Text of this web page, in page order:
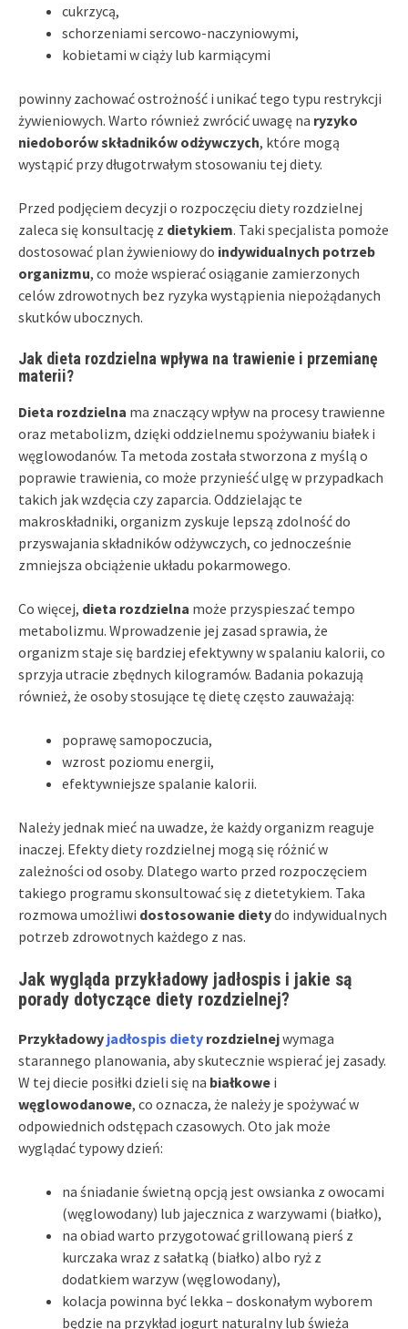
cukrzycą,
schorzeniami sercowo-naczyniowymi,
kobietami w ciąży lub karmiącymi
powinny zachować ostrożność i unikać tego typu restrykcji
żywieniowych. Warto również zwrócić uwagę na ryzyko
niedoborów składników odżywczych, które mogą
wystąpić przy długotrwałym stosowaniu tej diety.
Przed podjęciem decyzji o rozpoczęciu diety rozdzielnej
zaleca się konsultację z dietykiem. Taki specjalista pomoże
dostosować plan żywieniowy do indywidualnych potrzeb
organizmu, co może wspierać osiąganie zamierzonych
celów zdrowotnych bez ryzyka wystąpienia niepożądanych
skutków ubocznych.
Jak dieta rozdzielna wpływa na trawienie i przemianę
materii?
Dieta rozdzielna ma znaczący wpływ na procesy trawienne
oraz metabolizm, dzięki oddzielnemu spożywaniu białek i
węglowodanów. Ta metoda została stworzona z myślą o
poprawie trawienia, co może przynieść ulgę w przypadkach
takich jak wzdęcia czy zaparcia. Oddzielając te
makroskładniki, organizm zyskuje lepszą zdolność do
przyswajania składników odżywczych, co jednocześnie
zmniejsza obciążenie układu pokarmowego.
Co więcej, dieta rozdzielna może przyspieszać tempo
metabolizmu. Wprowadzenie jej zasad sprawia, że
organizm staje się bardziej efektywny w spalaniu kalorii, co
sprzyja utracie zbędnych kilogramów. Badania pokazują
również, że osoby stosujące tę dietę często zauważają:
poprawę samopoczucia,
wzrost poziomu energii,
efektywniejsze spalanie kalorii.
Należy jednak mieć na uwadze, że każdy organizm reaguje
inaczej. Efekty diety rozdzielnej mogą się różnić w
zależności od osoby. Dlatego warto przed rozpoczęciem
takiego programu skonsultować się z dietetykiem. Taka
rozmowa umożliwi dostosowanie dietydo indywidualnych
potrzeb zdrowotnych każdego z nas.
Jak wygląda przykładowy jadłospis i jakie są
porady dotyczące diety rozdzielnej?
Przykładowy jadłospis diety rozdzielnejwymaga
starannego planowania, aby skutecznie wspierać jej zasady.
W tej diecie posiłki dzieli się na białkowe i
węglowodanowe, co oznacza, że należy je spożywać w
odpowiednich odstępach czasowych. Oto jak może
wyglądać typowy dzień:
na śniadanie świetną opcją jest owsianka z owocami
(węglowodany) lub jajecznica z warzywami (białko),
na obiad warto przygotować grillowaną pierś z
kurczaka wraz z sałatką (białko) albo ryż z
dodatkiem warzyw (węglowodany),
kolacja powinna być lekka – doskonałym wyborem
będzie na przykład jogurt naturalny lub świeża